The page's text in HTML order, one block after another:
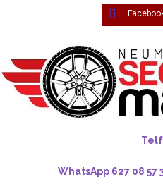
Telf. 91 478
WhatsApp 627 08 57